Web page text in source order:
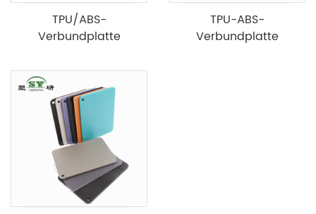
TPU/ABS-
Verbundplatte
TPU-ABS-
Verbundplatte